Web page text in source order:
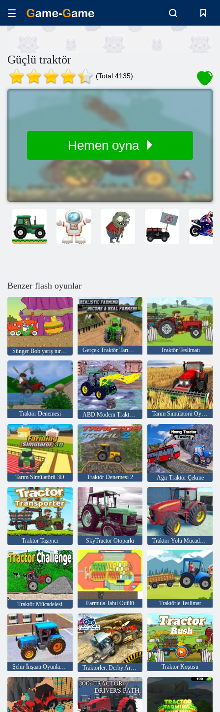
Güçlü traktör
(Total 4135)
Hemen oyna
Benzer flash oyunlar
Sünger Bob yarış turnuva Gerçek Traktör Tarım Simülatörü Traktör Teslimatı
Traktör Denemesi ABD Modern Traktör Tarım Oyunu 3D 2022 Tarım Simülatörü Oyunu
Tarım Simülatörü 3D Traktör Denemesi 2 Ağır Traktör Çekme
Traktör Taşıyıcı SkyTractor Otoparkı Traktör Yolu Mücadelesi
Traktör Mücadelesi Farmula Tahıl Ödülü Traktörle Teslimat
Şehir İnşaatı Oyunları 3D Traktörler: Derby Arena Traktör Koşusu